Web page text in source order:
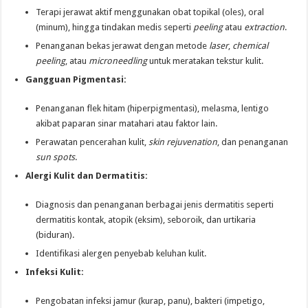
Terapi jerawat aktif menggunakan obat topikal (oles), oral
(minum), hingga tindakan medis seperti peelingatau extraction.
Penanganan bekas jerawat dengan metode laser, chemical
peeling, atau microneedlinguntuk meratakan tekstur kulit.
Gangguan Pigmentasi:
Penanganan flek hitam (hiperpigmentasi), melasma, lentigo
akibat paparan sinar matahari atau faktor lain.
Perawatan pencerahan kulit,skin rejuvenation, dan penanganan
sun spots.
Alergi Kulit dan Dermatitis:
Diagnosis dan penanganan berbagai jenis dermatitis seperti
dermatitis kontak, atopik (eksim), seboroik, dan urtikaria
(biduran).
Identifikasi alergen penyebab keluhan kulit.
Infeksi Kulit:
Pengobatan infeksi jamur (kurap, panu), bakteri (impetigo,